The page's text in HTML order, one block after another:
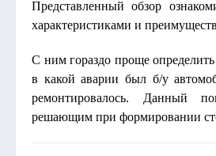
Представленный обзор
характеристиками и
С ним гораздо проще определить
в какой аварии был б/у
ремонтировалось. Данный
решающим при формировании